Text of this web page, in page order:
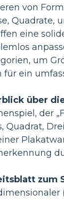
von
Quadrate,
eine
um
für ein
über
der
Quadrat,
zum